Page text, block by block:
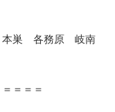
本巣 各務原 岐南
＝＝＝